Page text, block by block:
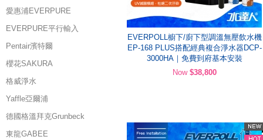
愛惠浦EVERPURE
EVERPURE平行輸入
Pentair濱特爾
櫻花SAKURA
格威淨水
Yaffle亞爾浦
德國格溫拜克Grunbeck
東龍GABEE
EVERPOLL櫥下/廚下型調溫無壓飲水機
EP-168 PLUS搭配經典複合淨水器DCP-
3000HA｜免費到府基本安裝
Now $38,800